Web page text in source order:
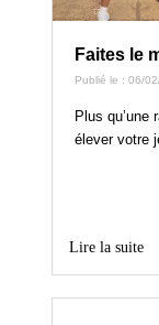
Faites le
Publié le : 06/
Plus qu’une
élever votre
Lire la suite